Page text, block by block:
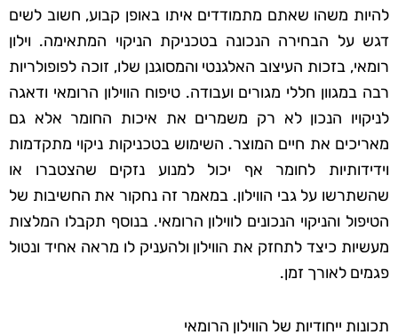
להיות משהו שאתם מתמודדים איתו באופן קבוע, חשוב לשים
דגש על הבחירה הנכונה בטכניקת הניקוי המתאימה. וילון
רומאי, בזכות העיצוב האלגנטי והמסוגנן שלו, זוכה לפופולריות
רבה במגוון חללי מגורים ועבודה. טיפוח הווילון הרומאי ודאגה
לניקויו הנכון לא רק משמרים את איכות החומר אלא גם
מאריכים את חיים המוצר. השימוש בטכניקות ניקוי מתקדמות
וידידותיות לחומר אף יכול למנוע נזקים שהצטברו או
שהשתרשו על גבי הווילון. במאמר זה נחקור את החשיבות של
הטיפול והניקוי הנכונים לווילון הרומאי. בנוסף תקבלו המלצות
מעשיות כיצד לתחזק את הווילון ולהעניק לו מראה אחיד ונטול
פגמים לאורך זמן.
תכונות ייחודיות של הווילון הרומאי